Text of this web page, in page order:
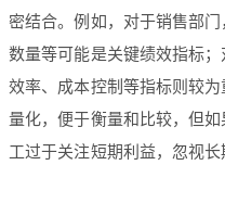
密结合。例如，对于销售部
数量等可能是关键绩效指标
效率、成本控制等指标则较
量化，便于衡量和比较，但
工过于关注短期利益，忽视长